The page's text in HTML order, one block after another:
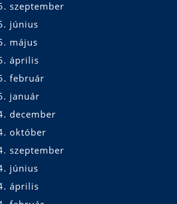
szeptember
június
május
április
február
január
december
október
szeptember
június
április